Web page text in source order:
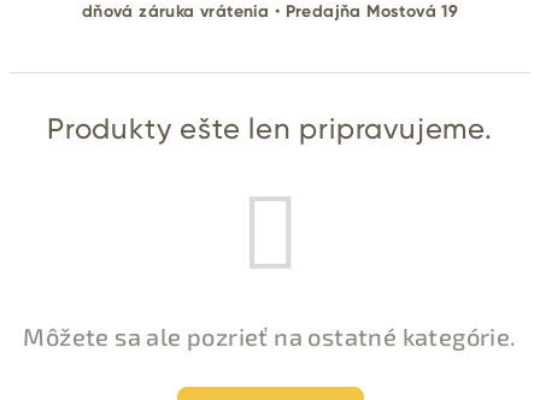
dňová záruka vrátenia • Predajňa Mostová 19
Produkty ešte len pripravujeme.
Môžete sa ale pozrieť na ostatné kategórie.